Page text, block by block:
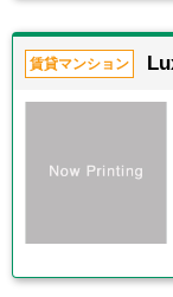
賃貸マンション